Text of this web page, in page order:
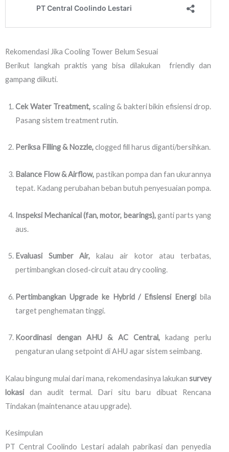
Rekomendasi Jika Cooling Tower Belum Sesuai
Berikut langkah praktis yang bisa dilakukan friendly dan
gampang diikuti.
Cek Water Treatment, scaling & bakteri bikin efisiensi drop.
Pasang sistem treatment rutin.
Periksa Filling & Nozzle,clogged fill harus diganti/bersihkan.
Balance Flow & Airflow, pastikan pompa dan fan ukurannya
tepat. Kadang perubahan beban butuh penyesuaian pompa.
Inspeksi Mechanical (fan, motor, bearings),ganti parts yang
aus.
Evaluasi Sumber Air, kalau air kotor atau terbatas,
pertimbangkan closed-circuit atau dry cooling.
Pertimbangkan Upgrade ke Hybrid / Efisiensi Energibila
target penghematan tinggi.
Koordinasi dengan AHU & AC Central,kadang perlu
pengaturan ulang setpoint di AHU agar sistem seimbang.
Kalau bingung mulai dari mana, rekomendasinya lakukan survey
lokasidan audit termal. Dari situ baru dibuat Rencana
Tindakan (maintenance atau upgrade).
Kesimpulan
PT Central Coolindo Lestari adalah pabrikasi dan penyedia